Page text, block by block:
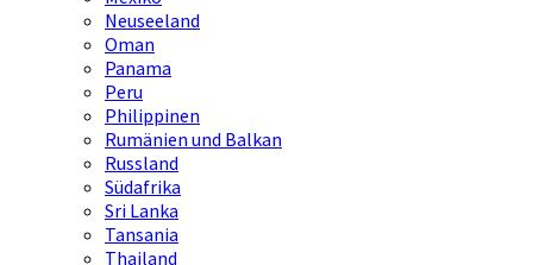
Neuseeland
Oman
Panama
Peru
Philippinen
Rumänien und Balkan
Russland
Südafrika
Sri Lanka
Tansania
Thailand